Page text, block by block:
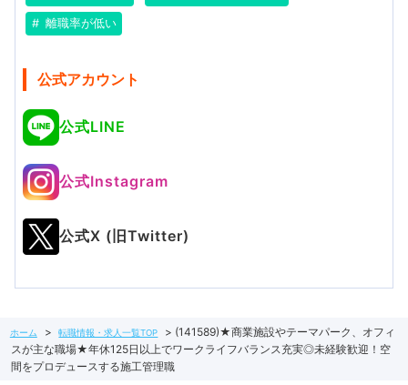
離職率が低い
公式アカウント
公式LINE
公式Instagram
公式X (旧Twitter)
ホーム 転職情報・求人一覧TOP
(141589)★商業施設やテーマパーク、オフィ
スが主な職場★年休125日以上でワークライフバランス充実◎未経験歓迎！空
間をプロデュースする施工管理職